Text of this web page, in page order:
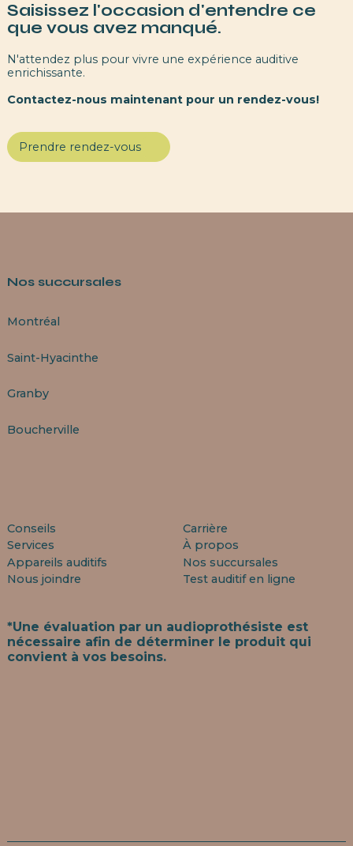
Saisissez l'occasion d'entendre ce
que vous avez manqué.
N'attendez plus pour vivre une expérience auditive
enrichissante.
Contactez-nous maintenant pour un rendez-vous!
Prendre rendez-vous
Nos succursales
Montréal
Saint-Hyacinthe
Granby
Boucherville
Conseils
Services
Appareils auditifs
Nous joindre
Carrière
À propos
Nos succursales
Test auditif en ligne
*Une évaluation par un audioprothésiste est
nécessaire afin de déterminer le produit qui
convient à vos besoins.